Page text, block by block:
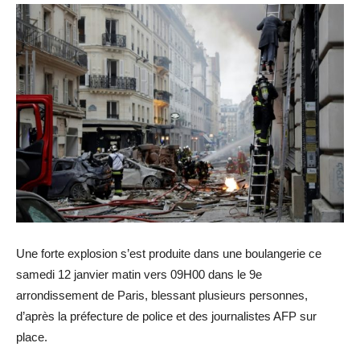
Une forte explosion s’est produite dans une boulangerie ce
samedi 12 janvier matin vers 09H00 dans le 9e
arrondissement de Paris, blessant plusieurs personnes,
d’après la préfecture de police et des journalistes AFP sur
place.